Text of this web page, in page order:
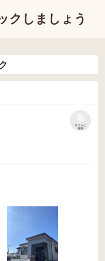
クしましょう
リストに
保存